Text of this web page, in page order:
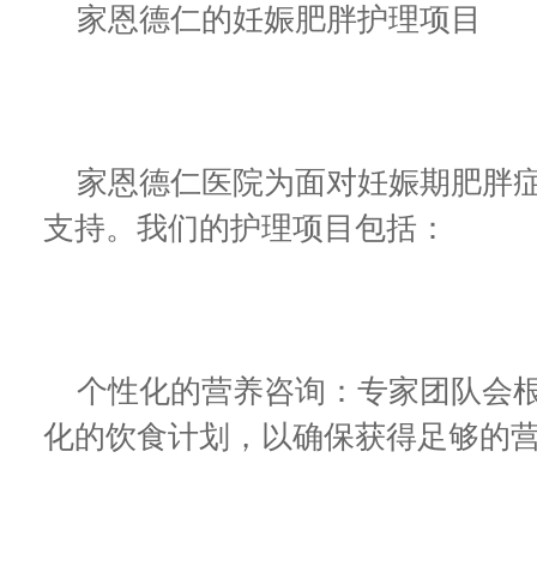
家恩德仁的妊娠肥胖护理项目
家恩德仁医院为面对妊娠期肥胖
支持。我们的护理项目包括：
个性化的营养咨询：专家团队会
化的饮食计划，以确保获得足够的